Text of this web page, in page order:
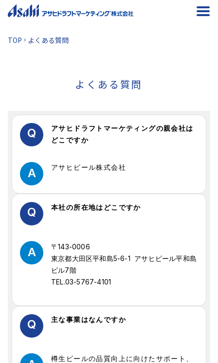
TOP よくある質問
よくある質問
Q
アサヒドラフトマーケティングの親会社は
どこですか
A アサヒビール株式会社
Q 本社の所在地はどこですか
A
〒143-0006
東京都大田区平和島5-6-1 アサヒビール平和島
ビル7階
TEL.03-5767-4101
Q 主な事業はなんですか
樽生ビールの品質向上に向けたサポート、